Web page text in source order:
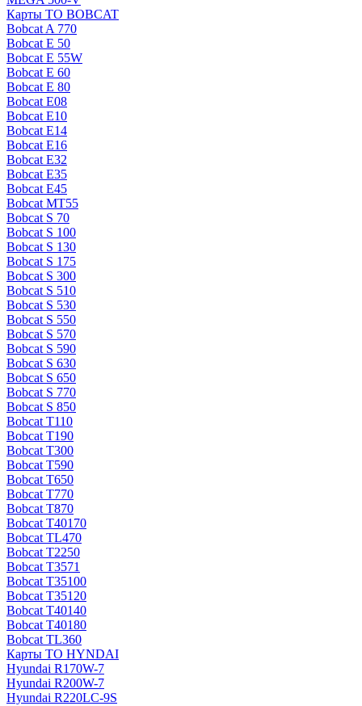
Карты ТО BOBCAT
Bobcat A 770
Bobcat E 50
Bobcat E 55W
Bobcat E 60
Bobcat E 80
Bobcat E08
Bobcat E10
Bobcat E14
Bobcat E16
Bobcat E32
Bobcat E35
Bobcat E45
Bobcat MT55
Bobcat S 70
Bobcat S 100
Bobcat S 130
Bobcat S 175
Bobcat S 300
Bobcat S 510
Bobcat S 530
Bobcat S 550
Bobcat S 570
Bobcat S 590
Bobcat S 630
Bobcat S 650
Bobcat S 770
Bobcat S 850
Bobcat T110
Bobcat T190
Bobcat T300
Bobcat T590
Bobcat T650
Bobcat T770
Bobcat T870
Bobcat T40170
Bobcat TL470
Bobcat Т2250
Bobcat Т3571
Bobcat Т35100
Bobcat Т35120
Bobcat Т40140
Bobcat Т40180
Bobcat ТL360
Карты ТО HYNDAI
Hyundai R170W-7
Hyundai R200W-7
Hyundai R220LC-9S